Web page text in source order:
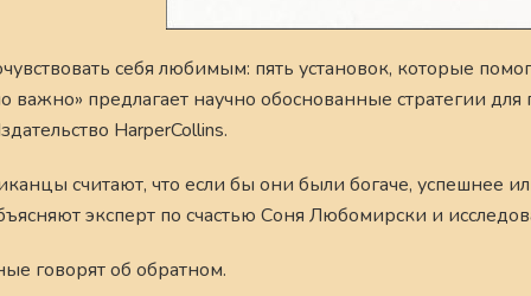
себя любимым: пять установок, которые
важно» предлагает научно обоснованные стратегии
HarperCollins.
считают, что если бы они были богаче, успешнее
эксперт по счастью Соня Любомирски и
говорят об обратном.